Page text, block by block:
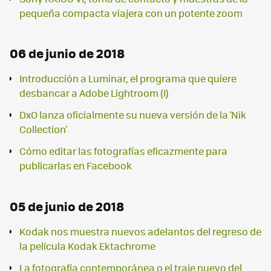
pequeña compacta viajera con un potente zoom
06 de junio de 2018
Introducción a Luminar, el programa que quiere
desbancar a Adobe Lightroom (I)
DxO lanza oficialmente su nueva versión de la 'Nik
Collection'
Cómo editar las fotografías eficazmente para
publicarlas en Facebook
05 de junio de 2018
Kodak nos muestra nuevos adelantos del regreso de
la película Kodak Ektachrome
La fotografía contemporánea o el traje nuevo del